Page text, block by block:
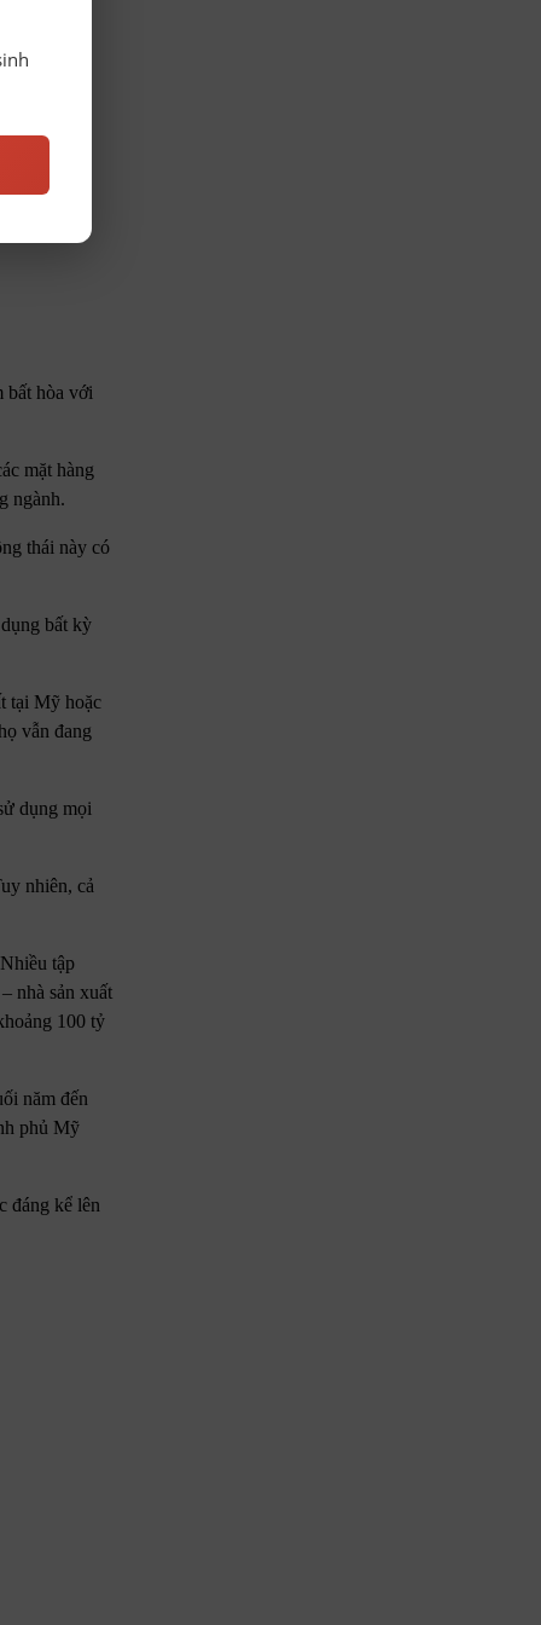
bất hòa với
mặt hàng
ngành.
thái này có
bất kỳ
tại Mỹ hoặc
vẫn đang
dụng mọi
nhiên, cả
tập
nhà sản xuất
100 tỷ
năm đến
phủ Mỹ
đáng kể lên